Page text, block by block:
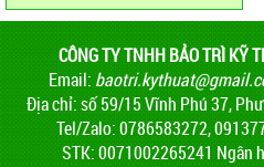
CÔNG TY TNHH BẢO TRÌ KỸ
Email:
Địa chỉ: số 59/15 Vĩnh Phú 37,
Tel/Zalo: 0786583272,
STK: 0071002265241 Ngân